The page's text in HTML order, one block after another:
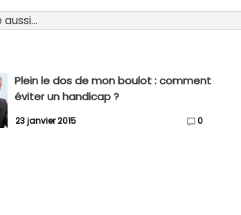
Plein le dos de mon boulot : comment
éviter un handicap ?
23 janvier 2015 0